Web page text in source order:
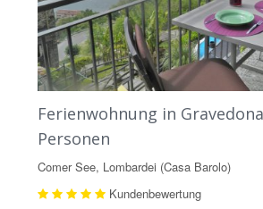
Ferienwohnung in
Personen
Comer See, Lombardei (Casa Barolo)
Kundenbewertung